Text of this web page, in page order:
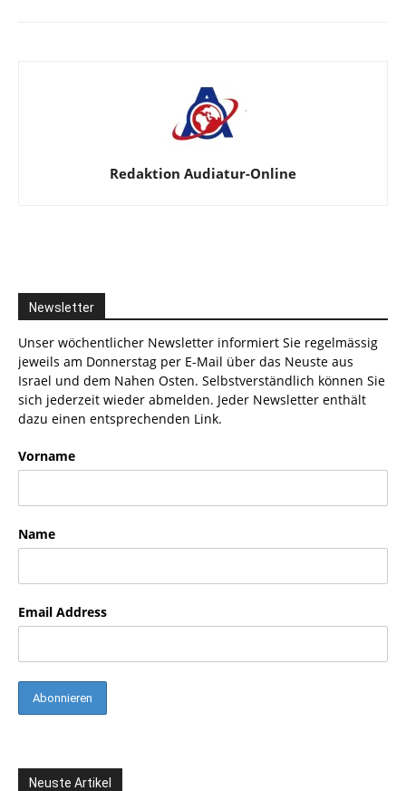
Redaktion Audiatur-Online
Newsletter
Unser wöchentlicher Newsletter informiert Sie regelmässig
jeweils am Donnerstag per E-Mail über das Neuste aus
Israel und dem Nahen Osten. Selbstverständlich können Sie
sich jederzeit wieder abmelden. Jeder Newsletter enthält
dazu einen entsprechenden Link.
Vorname
Name
Email Address
Neuste Artikel